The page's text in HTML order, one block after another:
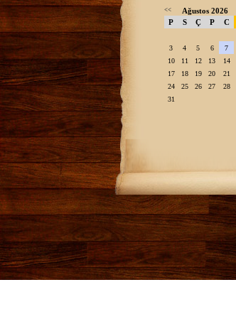
<< Ağustos 2026
P S Ç P C
3
4 5 6 7
10
11 12 13 14
17
18 19 20 21
24
25 26 27 28
31